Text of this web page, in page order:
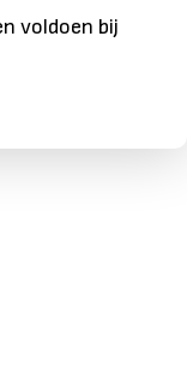
voldoen bij